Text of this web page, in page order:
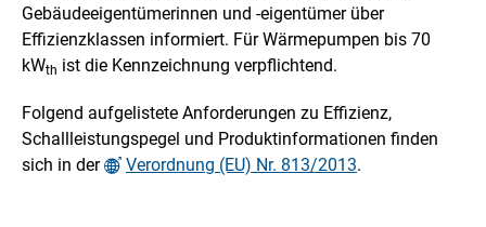
Gebäudeeigentümerinnen und -eigentümer über
Effizienzklassen informiert. Für Wärmepumpen bis 70
kWth ist die Kennzeichnung verpflichtend.
Folgend aufgelistete Anforderungen zu Effizienz,
Schallleistungspegel und Produktinformationen finden
sich in der
Verordnung (EU) Nr. 813/2013.